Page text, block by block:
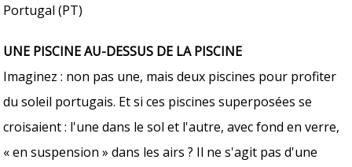
Portugal (PT)
UNE PISCINE AU-DESSUS DE LA PISCINE
Imaginez : non pas une, mais deux piscines pour profiter
du soleil portugais. Et si ces piscines superposées se
croisaient : l'une dans le sol et l'autre, avec fond en verre,
« en suspension » dans les airs ? Il ne s'agit pas d'une